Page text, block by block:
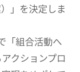
」を決定しま
「組合活動へ
クションプロ